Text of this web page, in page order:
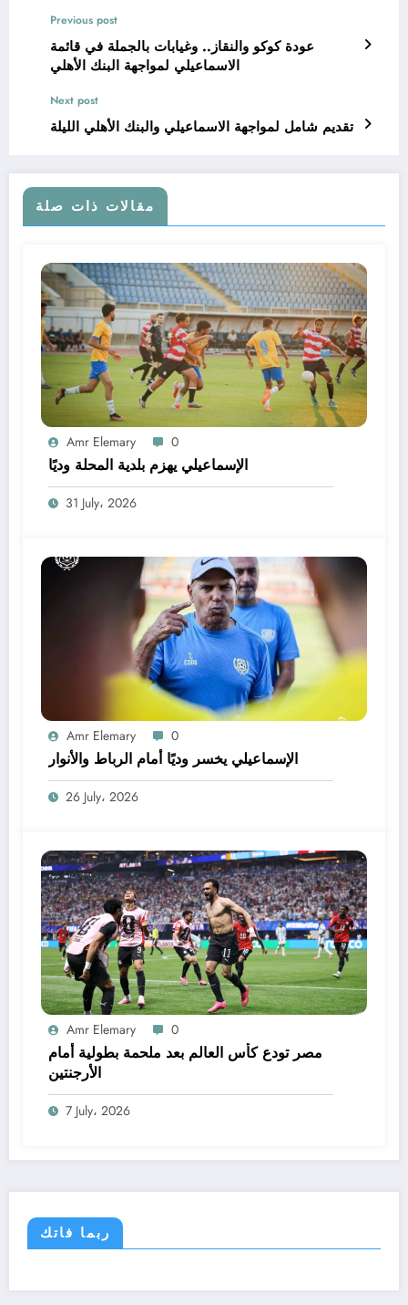
Previous post
عودة كوكو والنقاز.. وغيابات بالجملة في قائمة
الاسماعيلي لمواجهة البنك الأهلي
Next post
تقديم شامل لمواجهة الاسماعيلي والبنك الأهلي الليلة
مقالات ذات صلة
Amr Elemary 0
الإسماعيلي يهزم بلدية المحلة وديًا
31 July، 2026
Amr Elemary 0
الإسماعيلي يخسر وديًا أمام الرباط والأنوار
26 July، 2026
Amr Elemary 0
مصر تودع كأس العالم بعد ملحمة بطولية أمام
الأرجنتين
7 July، 2026
ربما فاتك